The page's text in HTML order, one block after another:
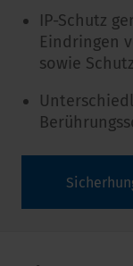
IP-Schutz
Eindringen
sowie